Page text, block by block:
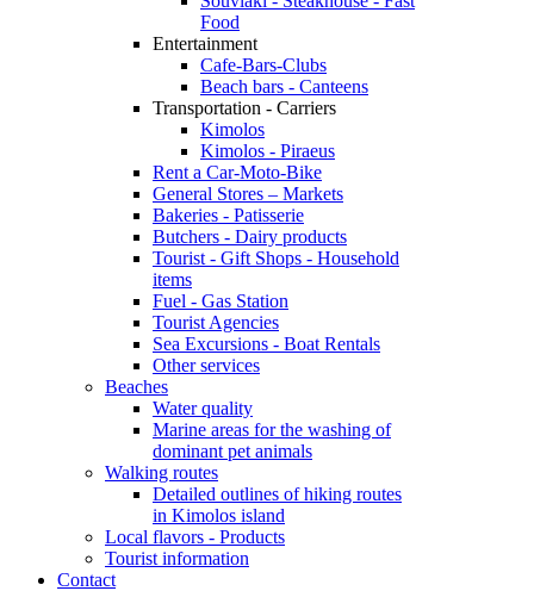
Food
Entertainment
Cafe-Bars-Clubs
Beach bars - Canteens
Transportation - Carriers
Kimolos
Kimolos - Piraeus
Rent a Car-Moto-Bike
General Stores – Markets
Bakeries - Patisserie
Butchers - Dairy products
Tourist - Gift Shops - Household
items
Fuel - Gas Station
Tourist Agencies
Sea Excursions - Boat Rentals
Other services
Beaches
Water quality
Marine areas for the washing of
dominant pet animals
Walking routes
Detailed outlines of hiking routes
in Kimolos island
Local flavors - Products
Tourist information
Contact